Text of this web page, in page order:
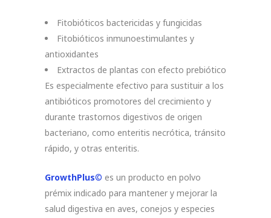
Fitobióticos bactericidas y fungicidas
Fitobióticos inmunoestimulantes y
antioxidantes
Extractos de plantas con efecto prebiótico
Es especialmente efectivo para sustituir a los
antibióticos promotores del crecimiento y
durante trastornos digestivos de origen
bacteriano, como enteritis necrótica, tránsito
rápido, y otras enteritis.
GrowthPlus© es un producto en polvo
prémix indicado para mantener y mejorar la
salud digestiva en aves, conejos y especies